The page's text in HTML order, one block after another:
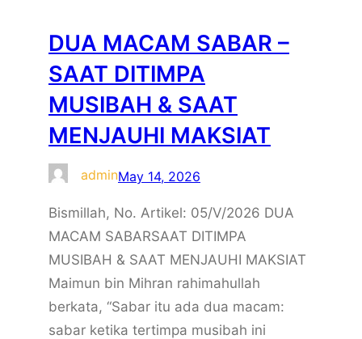
DUA MACAM SABAR –
SAAT DITIMPA
MUSIBAH & SAAT
MENJAUHI MAKSIAT
adminMay 14, 2026
Bismillah, No. Artikel: 05/V/2026 DUA
MACAM SABARSAAT DITIMPA
MUSIBAH & SAAT MENJAUHI MAKSIAT
Maimun bin Mihran rahimahullah
berkata, “Sabar itu ada dua macam:
sabar ketika tertimpa musibah ini